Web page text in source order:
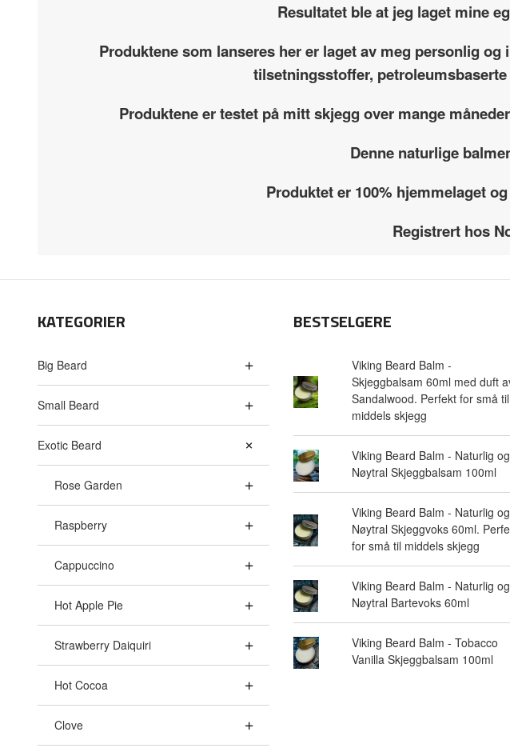
Resultatet ble at jeg laget mine
Produktene som lanseres her er laget av meg personlig
tilsetningsstoffer,
Produktene er testet på mitt skjegg over mange
Denne naturlige
Produktet er 100% hjemmelaget
Registrert hos
KATEGORIER
Big Beard
Small Beard
Exotic Beard
Rose Garden
Raspberry
Cappuccino
Hot Apple Pie
Strawberry Daiquiri
Hot Cocoa
Clove
BESTSELGERE
Viking Beard Balm -
Skjeggbalsam 60ml med duft
Sandalwood. Perfekt for små til
middels skjegg
Viking Beard Balm - Naturlig og
Nøytral Skjeggbalsam 100ml
Viking Beard Balm - Naturlig og
Nøytral Skjeggvoks 60ml.
for små til middels skjegg
Viking Beard Balm - Naturlig og
Nøytral Bartevoks 60ml
Viking Beard Balm - Tobacco
Vanilla Skjeggbalsam 100ml